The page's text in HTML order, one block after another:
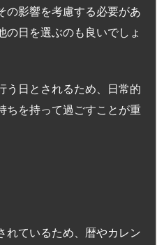
の影響を考慮する必要があ
の日を選ぶのも良いでしょ
う日とされるため、日常的
ちを持って過ごすことが重
れているため、暦やカレン